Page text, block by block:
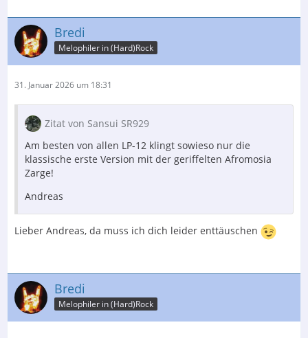
Bredi
Melophiler in (Hard)Rock
31. Januar 2026 um 18:31
Zitat von Sansui SR929
Am besten von allen LP-12 klingt sowieso nur die
klassische erste Version mit der geriffelten Afromosia
Zarge!
Andreas
Lieber Andreas, da muss ich dich leider enttäuschen
Bredi
Melophiler in (Hard)Rock